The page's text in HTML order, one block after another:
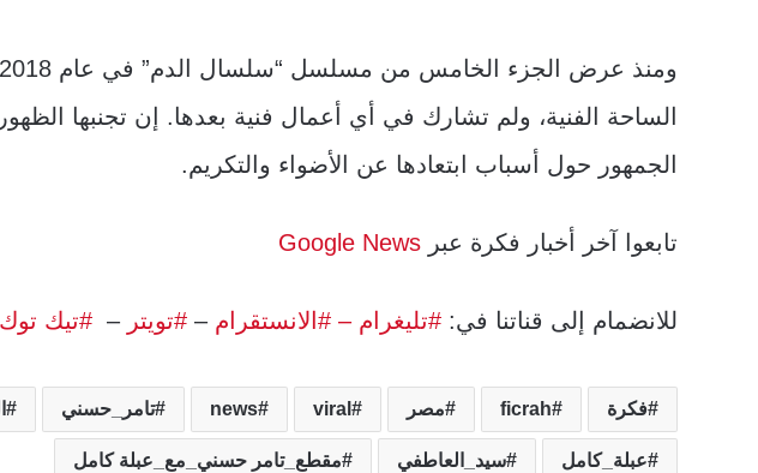
الساحة الفنية، ولم تشارك في أي أعمال فنية بعدها. إن تجنبها
الجمهور حول أسباب ابتعادها عن الأضواء والتكريم.
تابعوا آخر أخبار فكرة عبر Google News
للانضمام إلى قناتنا في: #تليغرام– #الانستقرام – #تويتر – #تيك
فكرة ficrah مصر viral
news تامر_حسني
عبلة_كامل سيد_العاطفي مقطع_تامر حسني_مع_عبلة كامل